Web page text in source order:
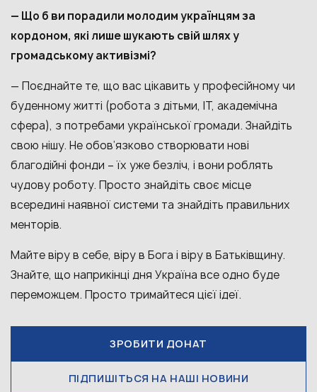
— Що б ви порадили молодим українцям за
кордоном, які лише шукають свій шлях у
громадському активізмі?
— Поєднайте те, що вас цікавить у професійному чи
буденному житті (робота з дітьми, ІТ, академічна
сфера), з потребами української громади. Знайдіть
свою нішу. Не обов’язково створювати нові
благодійні фонди – їх уже безліч, і вони роблять
чудову роботу. Просто знайдіть своє місце
всередині наявної системи та знайдіть правильних
менторів.
Майте віру в себе, віру в Бога і віру в Батьківщину.
Знайте, що наприкінці дня Україна все одно буде
переможцем. Просто тримайтеся цієї ідеї.
ЗРОБИТИ ДОНАТ
ПІДПИШІТЬСЯ НА НАШІ НОВИНИ